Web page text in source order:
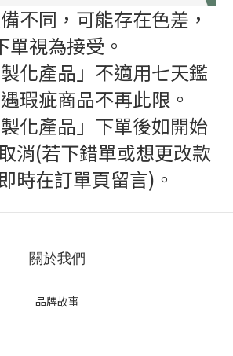
不同，可能存在色差，
單視為接受。
化產品」不適用七天鑑
瑕疵商品不再此限。
化產品」下單後如開始
消(若下錯單或想更改款
時在訂單頁留言)。
關於我們
品牌故事